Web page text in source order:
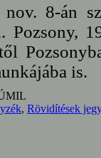
nov. 8-án
Pozsony,
is.
, Rövidítések